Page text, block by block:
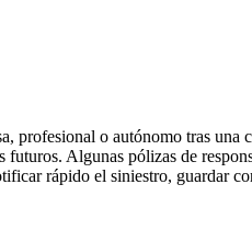
profesional o autónomo tras
Algunas pólizas de
rápido el siniestro, guardar